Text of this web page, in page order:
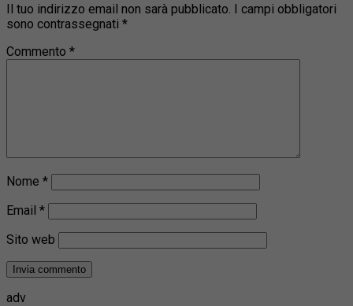
Il tuo indirizzo email non sarà pubblicato. I campi obbligatori
sono contrassegnati *
Commento *
Nome *
Email *
Sito web
adv